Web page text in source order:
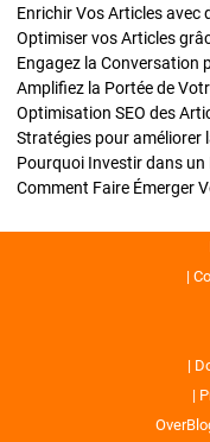
Optimiser vos Articles
Engagez la Conversation
Amplifiez la Portée de